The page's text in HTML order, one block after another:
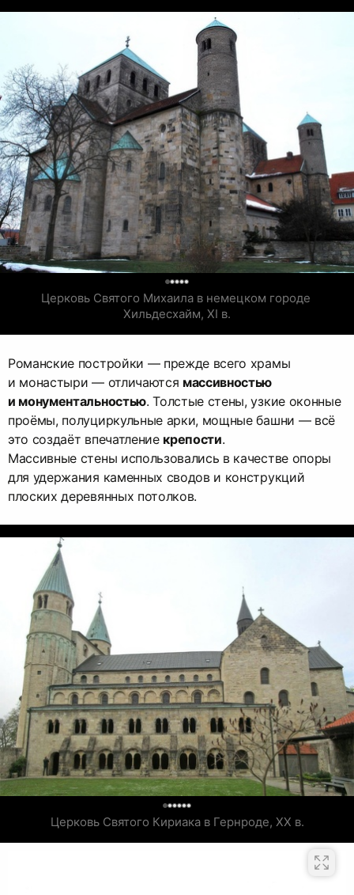
Церковь Святого Михаила в немецком городе
Хильдесхайм, XI в.
Романские постройки — прежде всего храмы
и монастыри — отличаются массивностью
и монументальностью. Толстые стены, узкие оконные
проёмы, полуциркульные арки, мощные башни — всё
это создаёт впечатление крепости.
Массивные стены использовались в качестве опоры
для удержания каменных сводов и конструкций
плоских деревянных потолков.
Церковь Святого Кириака в Гернроде, XX в.